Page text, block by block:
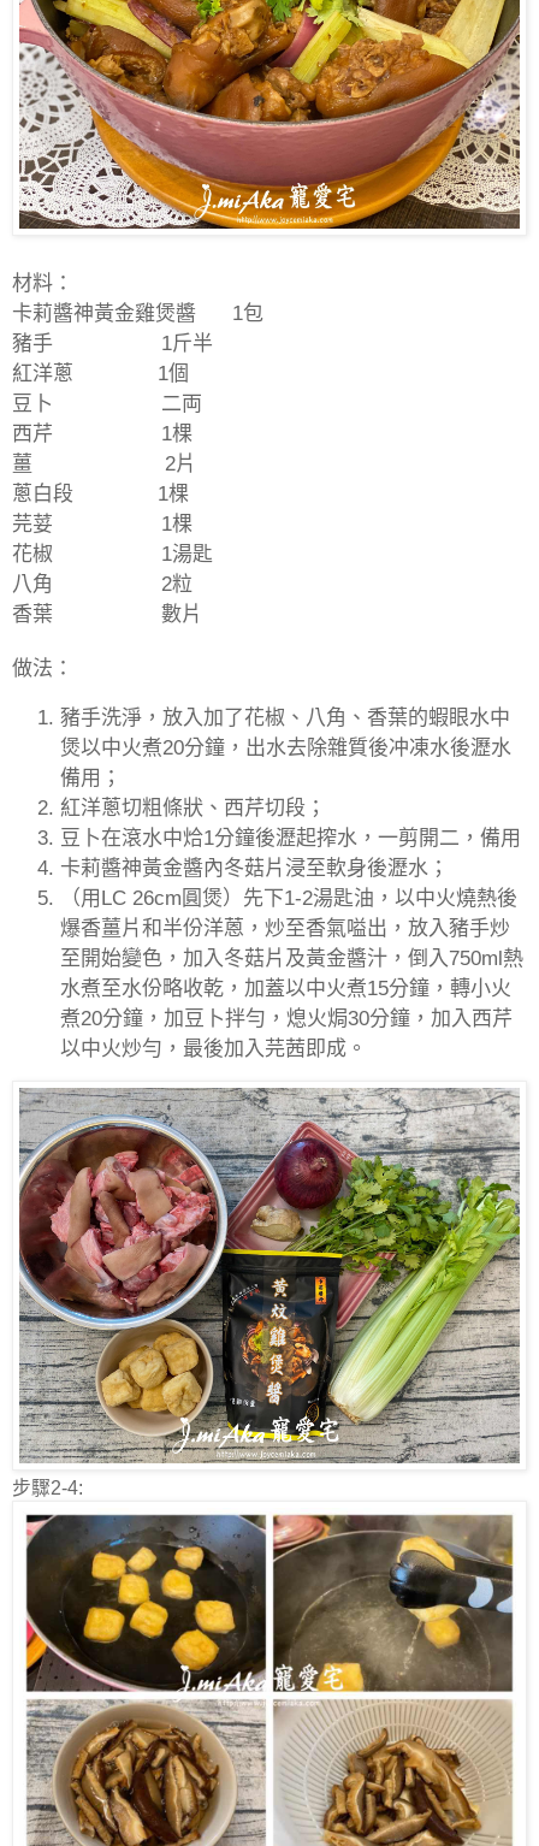
材料：
卡莉醬神黃金雞煲醬
1包
豬手
1斤半
紅洋蔥
1個
豆卜
二両
西芹
1棵
薑
2片
蔥白段
1棵
芫荽
1棵
花椒
1湯匙
八角
2粒
香葉
數片
做法：
豬手洗淨，放入加了花椒、八角、香葉的蝦眼水中
煲以中火煮20分鐘，出水去除雜質後冲凍水後瀝水
備用；
紅洋蔥切粗條狀、西芹切段；
豆卜在滾水中烚1分鐘後瀝起搾水，一剪開二，備用
卡莉醬神黃金醬內冬菇片浸至軟身後瀝水；
（用 LC 26cm 圓煲）先下1-2湯匙油，以中火燒熱後
爆香薑片和半份洋蒽，炒至香氣嗌出，放入豬手炒
至開始變色，加入冬菇片及黃金醬汁，倒入750ml熱
水煮至水份略收乾，加蓋以中火煮15分鐘，轉小火
煮20分鐘，加豆卜拌勻，熄火焗30分鐘，加入西芹
以中火炒勻，最後加入芫茜即成。
步驟2-4: